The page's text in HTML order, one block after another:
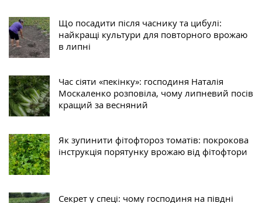
Що посадити після часнику та цибулі:
найкращі культури для повторного врожаю
в липні
Час сіяти «пекінку»: господиня Наталія
Москаленко розповіла, чому липневий посів
кращий за весняний
Як зупинити фітофтороз томатів: покрокова
інструкція порятунку врожаю від фітофтори
Секрет у спеці: чому господиня на півдні